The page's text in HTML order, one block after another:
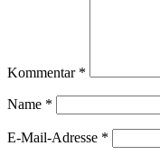
Kommentar *
Name *
E-Mail-Adresse *